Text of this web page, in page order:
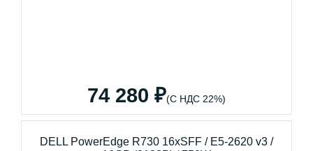
74 280 ₽(С НДС 22%)
DELL PowerEdge R730 16xSFF / E5-2620 v3 /